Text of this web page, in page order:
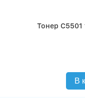
Тонер C5501
В